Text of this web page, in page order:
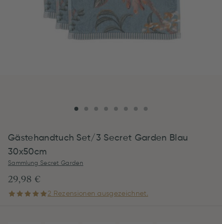
Gästehandtuch Set/3 Secret Garden Blau
30x50cm
Sammlung Secret Garden
29,98 €
2 Rezensionen ausgezeichnet.